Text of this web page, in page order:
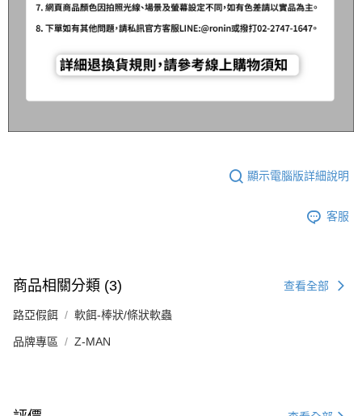
顯示電腦版詳細說明
客服
商品相關分類 (3) 查看全部
路亞假餌 軟餌-棒狀/條狀軟蟲
品牌專區 Z-MAN